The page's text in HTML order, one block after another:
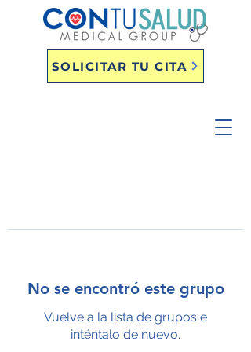
SOLICITAR TU CITA
No se encontró este grupo
Vuelve a la lista de grupos e
inténtalo de nuevo.